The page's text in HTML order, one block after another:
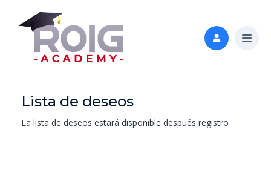
Lista de deseos
La lista de deseos estará disponible después registro